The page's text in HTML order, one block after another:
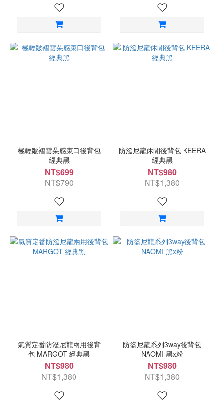
極輕皺褶雲朵感束口後背包
經典黑
NT$699
NT$790
防潑尼龍休閒後背包 KEERA
經典黑
NT$980
NT$1,380
氣質定番防潑尼龍兩用後背
包 MARGOT 經典黑
NT$980
NT$1,380
防盜尼龍系列3way後背包
NAOMI 黑x粉
NT$980
NT$1,380